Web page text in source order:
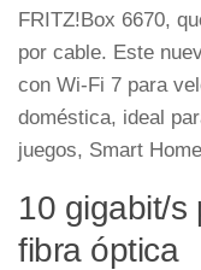
FRITZ!Box 6670,
por cable. Este
con Wi-Fi 7 para
doméstica, ideal
juegos, Smart
10 gigabit/s
fibra óptica